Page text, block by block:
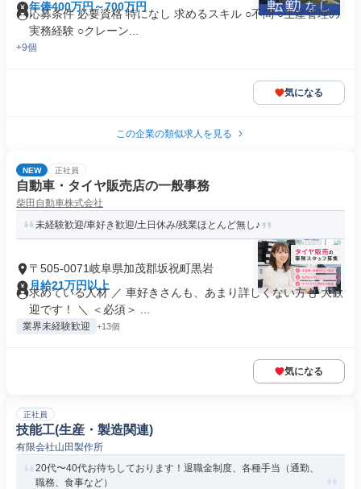
年俸400万円～700万円
応募条件 必要資格 特になし 求めるスキル ○不問 ○生産管理の
実務経験 ○クレーン...
+9個
気になる
この企業の類似求人を見る
NEW 正社員
自動車・タイヤ販売店の一般事務
柴田自動車株式会社
未経験歓迎/車好き歓迎/土日休み/残業ほとんど無し♪
〒505-0071岐阜県加茂郡坂祝町黒岩
月給21万円以上
求めている人材 ／ 車好きさんも、あまり詳しくない方も 大歓
迎です！ ＼ ＜必須＞ ...
業界未経験歓迎 +13個
気になる
正社員
技能工(生産・製造関連)
有限会社山田製作所
20代〜40代お待ちしております！退職金制度、各種手当（通勤、
職務、食事など）